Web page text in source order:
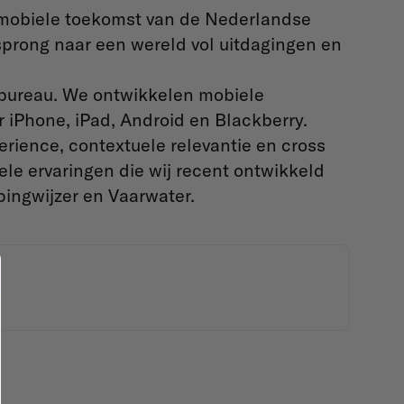
toekomst van de Nederlandse
naar een wereld vol uitdagingen en
We ontwikkelen mobiele
iPad, Android en Blackberry.
contextuele relevantie en cross
ervaringen die wij recent ontwikkeld
en Vaarwater.